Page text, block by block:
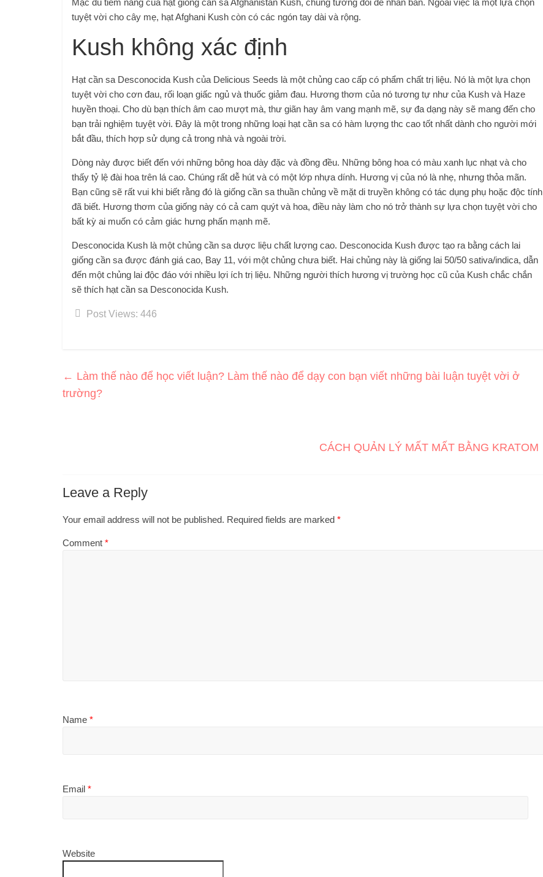
Mặc dù tiềm năng của hạt giống cần sa Afghanistan Kush, chúng tương đối dễ nhân bản. Ngoài việc là một lựa chọn
tuyệt vời cho cây mẹ, hạt Afghani Kush còn có các ngón tay dài và rộng.
Kush không xác định
Hạt cần sa Desconocida Kush của Delicious Seeds là một chủng cao cấp có phẩm chất trị liệu. Nó là một lựa chọn
tuyệt vời cho cơn đau, rối loạn giấc ngủ và thuốc giảm đau. Hương thơm của nó tương tự như của Kush và Haze
huyền thoại. Cho dù bạn thích âm cao mượt mà, thư giãn hay âm vang mạnh mẽ, sự đa dạng này sẽ mang đến cho
bạn trải nghiệm tuyệt vời. Đây là một trong những loại hạt cần sa có hàm lượng thc cao tốt nhất dành cho người mới
bắt đầu, thích hợp sử dụng cả trong nhà và ngoài trời.
Dòng này được biết đến với những bông hoa dày đặc và đồng đều. Những bông hoa có màu xanh lục nhạt và cho
thấy tỷ lệ đài hoa trên lá cao. Chúng rất dễ hút và có một lớp nhựa dính. Hương vị của nó là nhẹ, nhưng thỏa mãn.
Bạn cũng sẽ rất vui khi biết rằng đó là giống cần sa thuần chủng về mặt di truyền không có tác dụng phụ hoặc độc tính
đã biết. Hương thơm của giống này có cả cam quýt và hoa, điều này làm cho nó trở thành sự lựa chọn tuyệt vời cho
bất kỳ ai muốn có cảm giác hưng phấn mạnh mẽ.
Desconocida Kush là một chủng cần sa dược liệu chất lượng cao. Desconocida Kush được tạo ra bằng cách lai
giống cần sa được đánh giá cao, Bay 11, với một chủng chưa biết. Hai chủng này là giống lai 50/50 sativa/indica, dẫn
đến một chủng lai độc đáo với nhiều lợi ích trị liệu. Những người thích hương vị trường học cũ của Kush chắc chắn
sẽ thích hạt cần sa Desconocida Kush.
Post Views: 446
← Làm thế nào để học viết luận? Làm thế nào để dạy con bạn viết những bài luận tuyệt vời ở
trường?
CÁCH QUẢN LÝ MẤT MẤT BẰNG KRATOM
Leave a Reply
Your email address will not be published. Required fields are marked *
Comment *
Name *
Email *
Website